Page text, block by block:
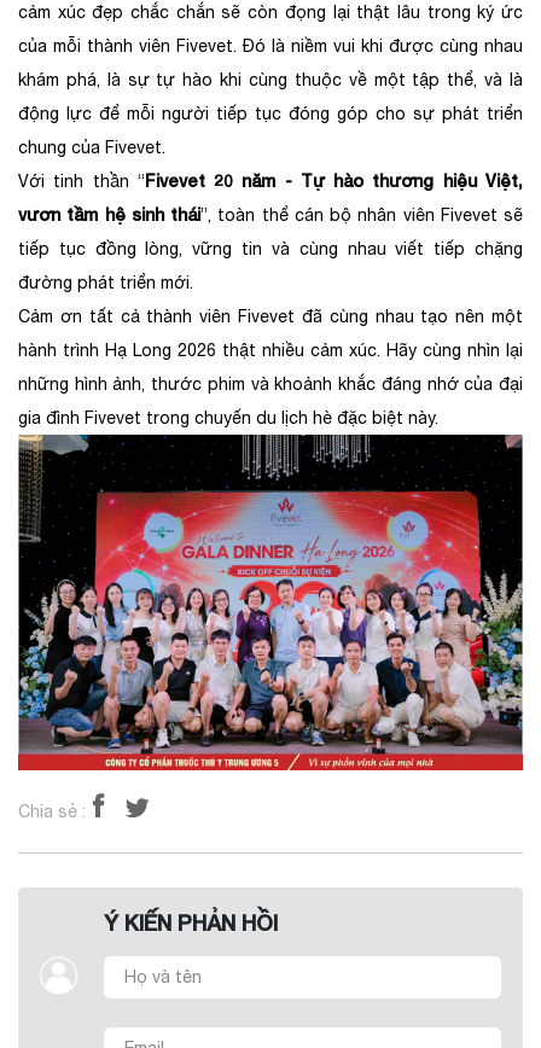
cảm xúc đẹp chắc chắn sẽ còn đọng lại thật lâu trong ký ức
của mỗi thành viên Fivevet. Đó là niềm vui khi được cùng nhau
khám phá, là sự tự hào khi cùng thuộc về một tập thể, và là
động lực để mỗi người tiếp tục đóng góp cho sự phát triển
chung của Fivevet.
Với tinh thần “Fivevet 20 năm - Tự hào thương hiệu Việt,
vươn tầm hệ sinh thái”, toàn thể cán bộ nhân viên Fivevet sẽ
tiếp tục đồng lòng, vững tin và cùng nhau viết tiếp chặng
đường phát triển mới.
Cảm ơn tất cả thành viên Fivevet đã cùng nhau tạo nên một
hành trình Hạ Long 2026 thật nhiều cảm xúc. Hãy cùng nhìn lại
những hình ảnh, thước phim và khoảnh khắc đáng nhớ của đại
gia đình Fivevet trong chuyến du lịch hè đặc biệt này.
Chia sẻ :
Ý KIẾN PHẢN HỒI